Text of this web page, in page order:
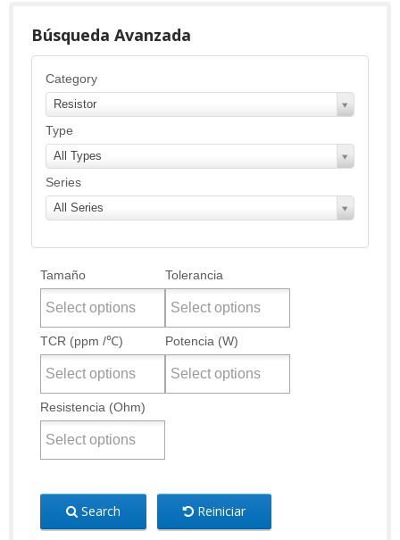
Búsqueda Avanzada
Category
Resistor
Type
All Types
Series
All Series
Tamaño Tolerancia
TCR (ppm /℃) Potencia (W)
Resistencia (Ohm)
Search Reiniciar